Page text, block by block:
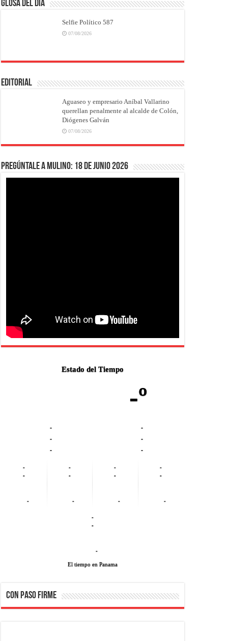
Glosa del Día
Selfie Político 587
07/08/2026
EDITORIAL
Aguaseo y empresario Aníbal Vallarino
querellan penalmente al alcalde de Colón,
Diógenes Galván
07/08/2026
Pregúntale a Mulino: 18 de junio 2026
Estado del Tiempo
-º
-
-
-
-
-
-
-
-
-
-
-
-
-
-
-
-
-
-
-
-
-
El tiempo en Panama
CON PASO FIRME